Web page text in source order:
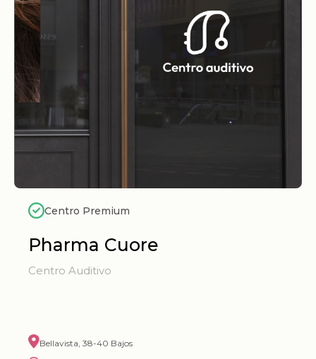
Centro Premium
Pharma Cuore
Centro Auditivo
Bellavista, 38-40 Bajos